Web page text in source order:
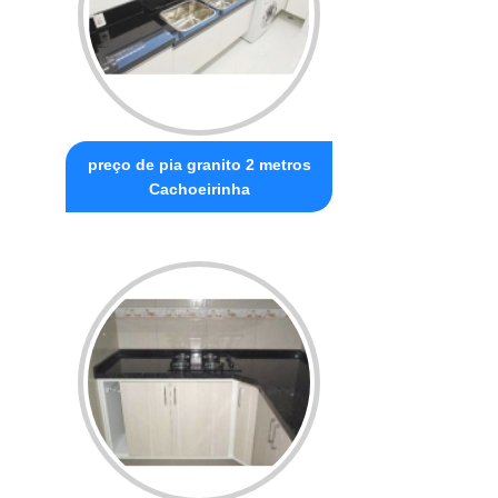
preço de pia granito 2 metros
Cachoeirinha